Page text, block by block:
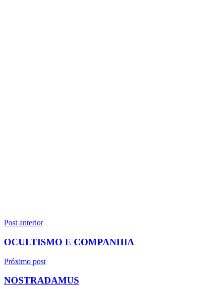
Navegação
de
Post anterior
OCULTISMO E COMPANHIA
Próximo post
NOSTRADAMUS